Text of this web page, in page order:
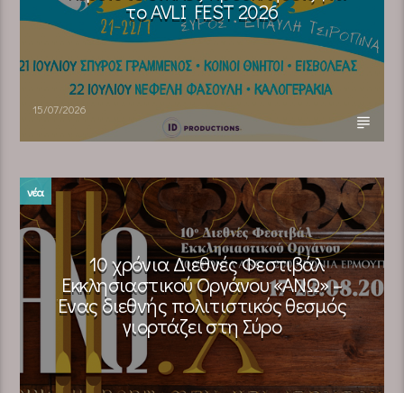
το AVLI FEST 2026
15/07/2026
νέα
10 χρόνια Διεθνές Φεστιβάλ
Εκκλησιαστικού Οργάνου «ΑΝΩ» –
Ένας διεθνής πολιτιστικός θεσμός
γιορτάζει στη Σύρο​